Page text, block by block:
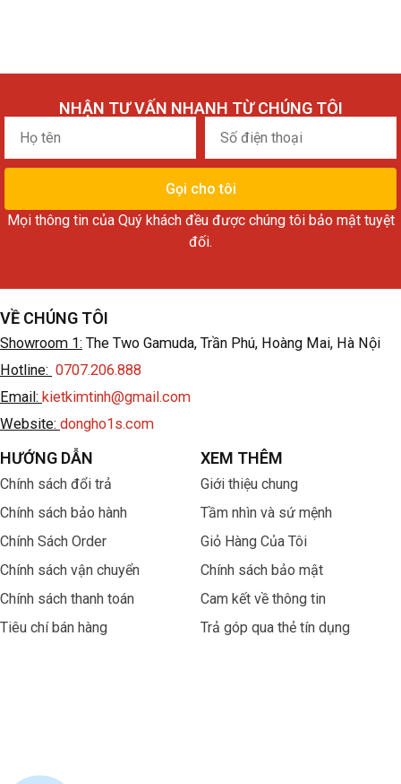
NHẬN TƯ VẤN NHANH TỪ CHÚNG TÔI
Họ
tên
điện
thoại
Gọi cho tôi
Mọi thông tin của Quý khách đều được chúng tôi bảo mật tuyệt
đối.
VỀ CHÚNG TÔI
Showroom 1: The Two Gamuda, Trần Phú, Hoàng Mai, Hà Nội
Hotline: 0707.206.888
Email: kietkimtinh@gmail.com
Website: dongho1s.com
HƯỚNG DẪN
Chính sách đổi trả
Chính sách bảo hành
Chính Sách Order
Chính sách vận chuyển
Chính sách thanh toán
Tiêu chí bán hàng
XEM THÊM
Giới thiệu chung
Tầm nhìn và sứ mệnh
Giỏ Hàng Của Tôi
Chính sách bảo mật
Cam kết về thông tin
Trả góp qua thẻ tín dụng